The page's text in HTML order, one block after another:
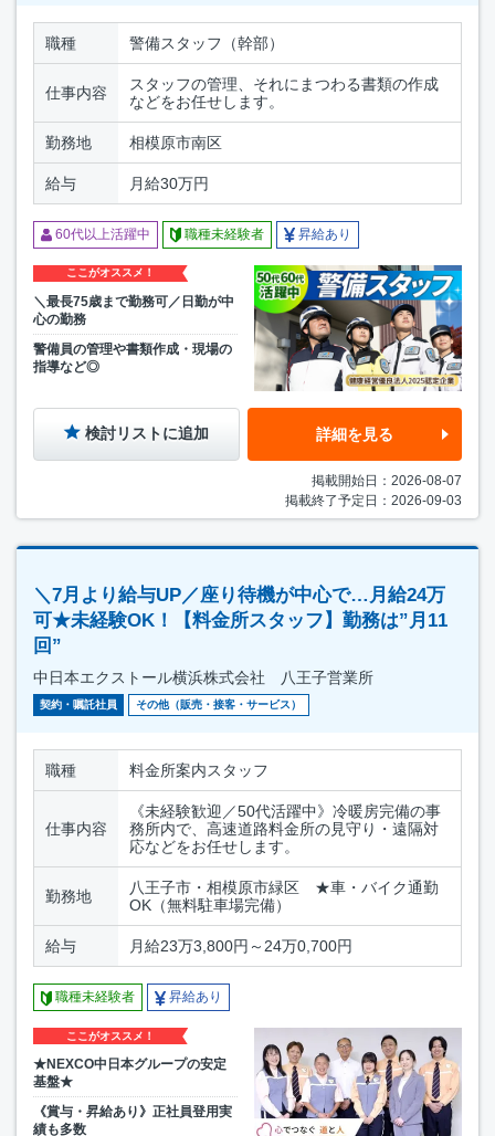
職種 警備スタッフ（幹部）
仕事内容
スタッフの管理、それにまつわる書類の作成
などをお任せします。
勤務地 相模原市南区
給与 月給30万円
60代以上活躍中 職種未経験者 昇給あり
ここがオススメ！
＼最長75歳まで勤務可／日勤が中
心の勤務
警備員の管理や書類作成・現場の
指導など◎
検討リストに追加 詳細を見る
掲載開始日：2026-08-07
掲載終了予定日：2026-09-03
＼7月より給与UP／座り待機が中心で…月給24万
可★未経験OK！【料金所スタッフ】勤務は”月11
回”
中日本エクストール横浜株式会社 八王子営業所
契約・嘱託社員 その他（販売・接客・サービス）
職種 料金所案内スタッフ
仕事内容
《未経験歓迎／50代活躍中》冷暖房完備の事
務所内で、高速道路料金所の見守り・遠隔対
応などをお任せします。
勤務地
八王子市・相模原市緑区 ★車・バイク通勤
OK（無料駐車場完備）
給与 月給23万3,800円～24万0,700円
職種未経験者 昇給あり
ここがオススメ！
★NEXCO中日本グループの安定
基盤★
《賞与・昇給あり》正社員登用実
績も多数